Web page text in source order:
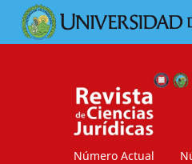
Número Actual